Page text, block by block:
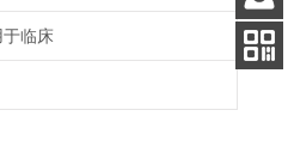
临床
客服
电话